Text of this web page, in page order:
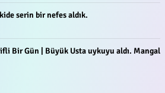
serin bir nefes aldık.
Bir Gün | Büyük Usta uykuyu aldı. Mangal